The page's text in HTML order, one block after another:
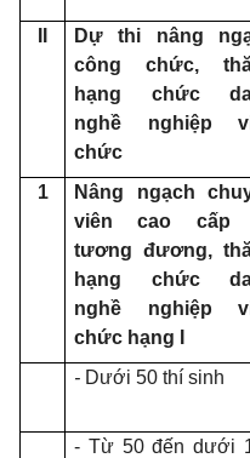
Dự thi nâng
công chức,
hạng chức
nghề nghiệp
chức
1
Nâng ngạch
viên cao cấp
tương đương,
hạng chức
nghề nghiệp
chức hạng I
- Dưới 50 thí sinh
- Từ 50 đến dưới